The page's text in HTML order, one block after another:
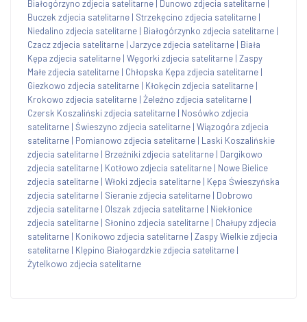
Białogórzyno zdjecia satelitarne Dunowo zdjecia satelitarne
Buczek zdjecia satelitarne | Strzekęcino zdjecia satelitarne |
Niedalino zdjecia satelitarne | Białogórzynko zdjecia satelitarne |
Czacz zdjecia satelitarne | Jarzyce zdjecia satelitarne | Biała
Kępa zdjecia satelitarne | Węgorki zdjecia satelitarne | Zaspy
Małe zdjecia satelitarne | Chłopska Kępa zdjecia satelitarne |
Giezkowo zdjecia satelitarne | Kłokęcin zdjecia satelitarne |
Krokowo zdjecia satelitarne | Żeleźno zdjecia satelitarne |
Czersk Koszaliński zdjecia satelitarne | Nosówko zdjecia
satelitarne | Świeszyno zdjecia satelitarne | Wiązogóra zdjecia
satelitarne | Pomianowo zdjecia satelitarne | Laski Koszalińskie
zdjecia satelitarne | Brzeźniki zdjecia satelitarne | Dargikowo
zdjecia satelitarne | Kotłowo zdjecia satelitarne | Nowe Bielice
zdjecia satelitarne | Włoki zdjecia satelitarne | Kępa Świeszyńska
zdjecia satelitarne | Sieranie zdjecia satelitarne | Dobrowo
zdjecia satelitarne | Olszak zdjecia satelitarne | Niekłonice
zdjecia satelitarne | Słonino zdjecia satelitarne | Chałupy zdjecia
satelitarne | Konikowo zdjecia satelitarne | Zaspy Wielkie zdjecia
satelitarne | Klępino Białogardzkie zdjecia satelitarne |
Żytelkowo zdjecia satelitarne